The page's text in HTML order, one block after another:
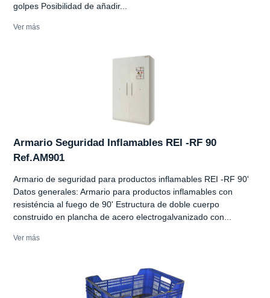
golpes Posibilidad de añadir...
Ver más
Armario Seguridad Inflamables REI -RF 90
Ref.AM901
Armario de seguridad para productos inflamables REI -RF 90'
Datos generales: Armario para productos inflamables con
resisténcia al fuego de 90' Estructura de doble cuerpo
construido en plancha de acero electrogalvanizado con...
Ver más